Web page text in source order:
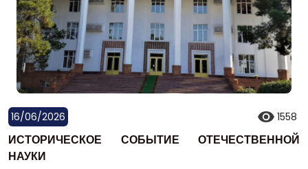
16/06/2026 1558
ИСТОРИЧЕСКОЕ СОБЫТИЕ ОТЕЧЕСТВЕННОЙ
НАУКИ